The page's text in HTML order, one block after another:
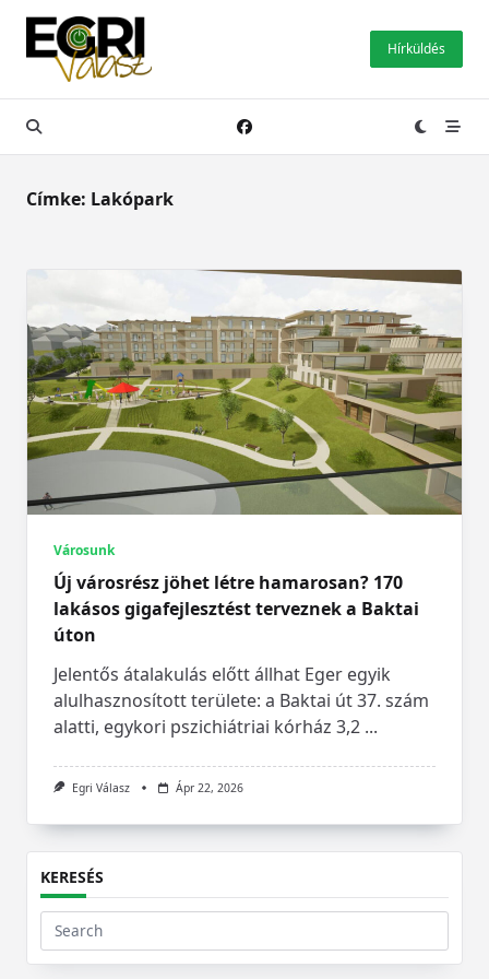
Skip
content
Hírküldés
Címke: Lakópark
Városunk
Új városrész jöhet létre hamarosan? 170
lakásos gigafejlesztést terveznek a Baktai
úton
Jelentős átalakulás előtt állhat Eger egyik
alulhasznosított területe: a Baktai út 37. szám
alatti, egykori pszichiátriai kórház 3,2 ...
Egri Válasz Ápr 22, 2026
KERESÉS
Search
for: